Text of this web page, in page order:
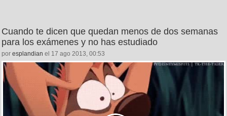
Cuando te dicen que quedan menos de dos semanas
para los exámenes y no has estudiado
por esplandian el 17 ago 2013, 00:53